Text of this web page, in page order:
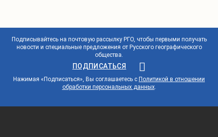
Подписывайтесь на почтовую рассылку РГО, чтобы первыми получать
новости и специальные предложения от Русского географического
общества.
ПОДПИСАТЬСЯ
Нажимая «Подписаться», Вы соглашаетесь с Политикой в отношении
обработки персональных данных.